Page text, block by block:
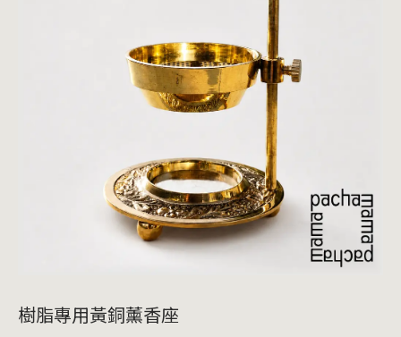
樹脂專用黃銅薰香座